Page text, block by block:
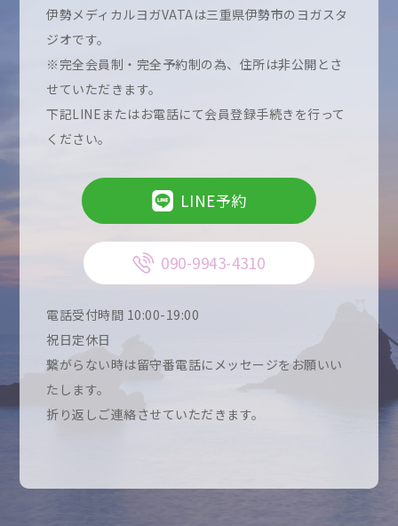
伊勢メディカルヨガVATAは三重県伊勢市のヨガスタ
ジオです。
※完全会員制・完全予約制の為、住所は非公開とさ
せていただきます。
下記LINEまたはお電話にて会員登録手続きを行って
ください。
LINE予約
090-9943-4310
電話受付時間 10:00-19:00
祝日定休日
繋がらない時は留守番電話にメッセージをお願いい
たします。
折り返しご連絡させていただきます。